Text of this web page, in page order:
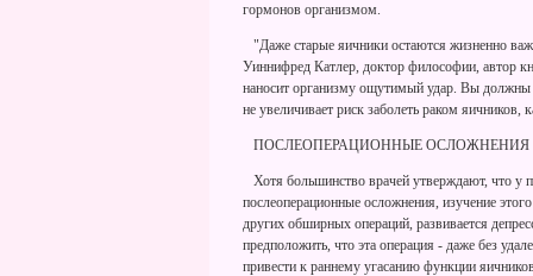
гормонов организмом.
"Даже старые яичники остаются жизненно
Уиннифред Катлер, доктор философии, автор
наносит организму ощутимый удар. Вы должны
не увеличивает риск заболеть раком
ПОСЛЕОПЕРАЦИОННЫЕ ОСЛОЖНЕНИЯ
Хотя большинство врачей утверждают, что у
послеоперационные осложнения, изучение
других обширных операций, развивается
предположить, что эта операция - даже без
привести к раннему угасанию функции